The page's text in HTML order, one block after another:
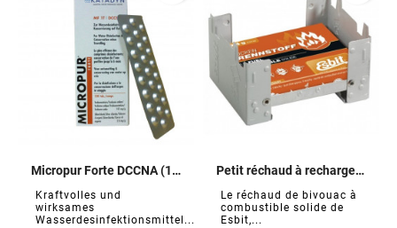
Micropur Forte DCCNA (100 Tabletten)
Kraftvolles und
wirksames
Wasserdesinfektionsmittel....
Petit réchaud à recharge 20x 4 g
Le réchaud de bivouac à
combustible solide de
Esbit,...